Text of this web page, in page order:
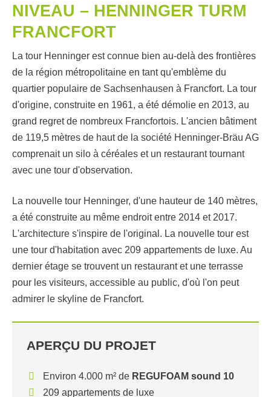
NIVEAU – HENNINGER TURM
FRANCFORT
La tour Henninger est connue bien au-delà des frontières
de la région métropolitaine en tant qu'emblème du
quartier populaire de Sachsenhausen à Francfort. La tour
d'origine, construite en 1961, a été démolie en 2013, au
grand regret de nombreux Francfortois. L'ancien bâtiment
de 119,5 mètres de haut de la société Henninger-Bräu AG
comprenait un silo à céréales et un restaurant tournant
avec une tour d'observation.
La nouvelle tour Henninger, d'une hauteur de 140 mètres,
a été construite au même endroit entre 2014 et 2017.
L'architecture s'inspire de l'original. La nouvelle tour est
une tour d'habitation avec 209 appartements de luxe. Au
dernier étage se trouvent un restaurant et une terrasse
pour les visiteurs, accessible au public, d'où l'on peut
admirer le skyline de Francfort.
APERÇU DU PROJET
Environ 4.000 m² de REGUFOAM sound 10
209 appartements de luxe